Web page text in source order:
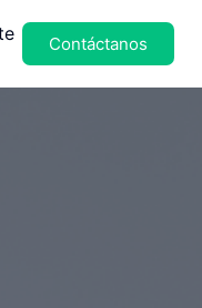
Contáctanos